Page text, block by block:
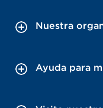
Nuestra
Ayuda para